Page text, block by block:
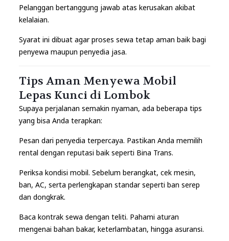
Pelanggan bertanggung jawab atas kerusakan akibat
kelalaian.
Syarat ini dibuat agar proses sewa tetap aman baik bagi
penyewa maupun penyedia jasa.
Tips Aman Menyewa Mobil
Lepas Kunci di Lombok
Supaya perjalanan semakin nyaman, ada beberapa tips
yang bisa Anda terapkan:
Pesan dari penyedia terpercaya. Pastikan Anda memilih
rental dengan reputasi baik seperti Bina Trans.
Periksa kondisi mobil. Sebelum berangkat, cek mesin,
ban, AC, serta perlengkapan standar seperti ban serep
dan dongkrak.
Baca kontrak sewa dengan teliti. Pahami aturan
mengenai bahan bakar, keterlambatan, hingga asuransi.